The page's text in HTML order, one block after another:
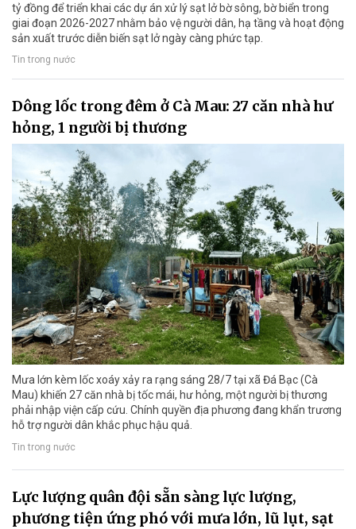
tỷ đồng để triển khai các dự án xử lý sạt lở bờ sông, bờ biển trong
giai đoạn 2026-2027 nhằm bảo vệ người dân, hạ tầng và hoạt động
sản xuất trước diễn biến sạt lở ngày càng phức tạp.
Tin trong nước
Dông lốc trong đêm ở Cà Mau: 27 căn nhà hư
hỏng, 1 người bị thương
Mưa lớn kèm lốc xoáy xảy ra rạng sáng 28/7 tại xã Đá Bạc (Cà
Mau) khiến 27 căn nhà bị tốc mái, hư hỏng, một người bị thương
phải nhập viện cấp cứu. Chính quyền địa phương đang khẩn trương
hỗ trợ người dân khắc phục hậu quả.
Tin trong nước
Lực lượng quân đội sẵn sàng lực lượng,
phương tiện ứng phó với mưa lớn, lũ lụt, sạt